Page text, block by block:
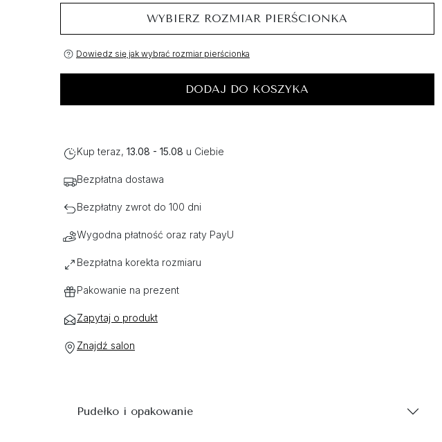
WYBIERZ ROZMIAR PIERŚCIONKA
Dowiedz się jak wybrać rozmiar pierścionka
DODAJ DO KOSZYKA
Kup teraz, 13.08 - 15.08 u Ciebie
Bezpłatna dostawa
Bezpłatny zwrot do 100 dni
Wygodna płatność oraz raty PayU
Bezpłatna korekta rozmiaru
Pakowanie na prezent
Zapytaj o produkt
Znajdź salon
Pudełko i opakowanie